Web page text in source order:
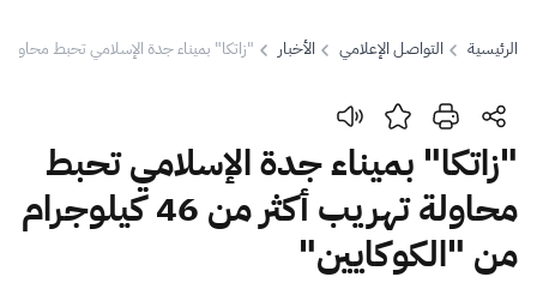
بحث
بحث بحث AI
اقتراحات
الرئيسية التواصل الإعلامي الأخبار "زاتكا" بميناء جدة الإسلامي تحبط محاولة تهريب أكثر من 46
"زاتكا" بميناء جدة الإسلامي تحبط
محاولة تهريب أكثر من 46 كيلوجرام
من "الكوكايين"